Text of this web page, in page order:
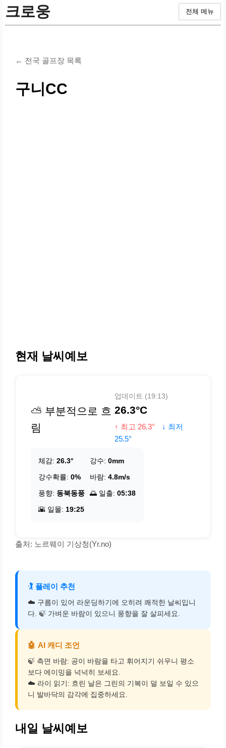
크로웅 전체 메뉴
← 전국 골프장 목록
구니CC
현재 날씨예보
⛅ 부분적으로 흐
림
업데이트 (19:13)
26.3°C
↑ 최고 26.3°
↓ 최저
25.5°
체감: 26.3° 강수: 0mm
강수확률: 0% 바람: 4.8m/s
풍향: 동북동풍 🌅 일출: 05:38
🌇 일몰: 19:25
출처: 노르웨이 기상청(Yr.no)
🏌️ 플레이 추천
☁️ 구름이 있어 라운딩하기에 오히려 쾌적한 날씨입니
다. 🍃 가벼운 바람이 있으니 풍향을 잘 살피세요.
🤖 AI 캐디 조언
🍃 측면 바람: 공이 바람을 타고 휘어지기 쉬우니 평소
보다 에이밍을 넉넉히 보세요.
☁️ 라이 읽기: 흐린 날은 그린의 기복이 덜 보일 수 있으
니 발바닥의 감각에 집중하세요.
내일 날씨예보